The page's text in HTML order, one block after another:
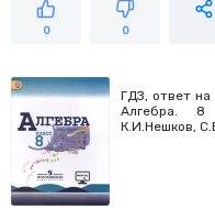
0 0
ГДЗ, ответ
Алгебра. 8
К.И.Нешков,